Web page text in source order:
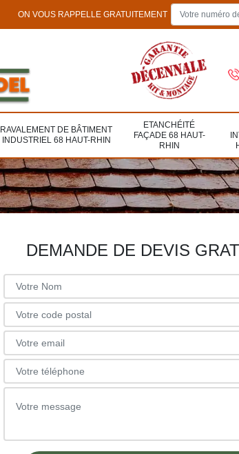
ON VOUS RAPPELLE GRATUITEMENT
RAVALEMENT DE BÂTIMENT
INDUSTRIEL 68 HAUT-RHIN
ETANCHÉITÉ
FAÇADE 68 HAUT-
RHIN
DEMANDE DE DEVIS